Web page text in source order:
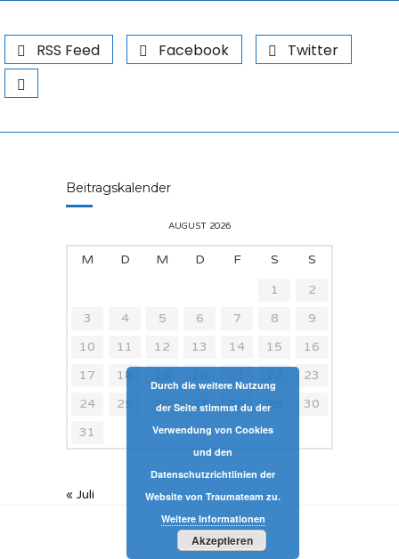
RSS Feed Facebook Twitter
Beitragskalender
AUGUST 2026
M D M D F S
S
1
2
3
4 5 6 7 8
9
10
11 12 13 14 15
16
17
18
23
24
25 26 27 28 29
30
31
« Juli
Durch die weitere Nutzung
der Seite stimmst du der
Verwendung von Cookies
und den
Datenschutzrichtlinien der
Website von Traumateam zu.
Weitere Informationen
Akzeptieren